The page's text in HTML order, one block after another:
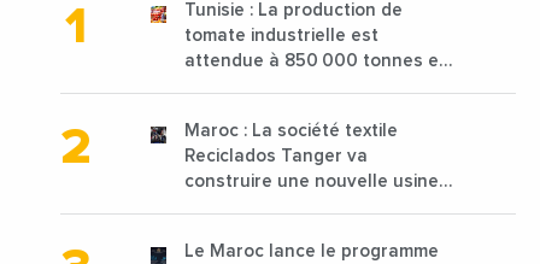
Tunisie : La production de
tomate industrielle est
attendue à 850 000 tonnes en
Maroc : La société textile
Reciclados Tanger va
construire une nouvelle usine
Le Maroc lance le programme